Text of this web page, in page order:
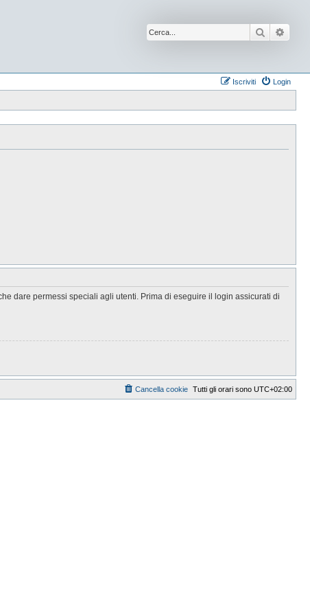
Cerca
Login
Iscriviti
dare permessi speciali agli utenti. Prima di eseguire il login assicurati di
Tutti gli orari sono UTC+02:00
Cancella cookie